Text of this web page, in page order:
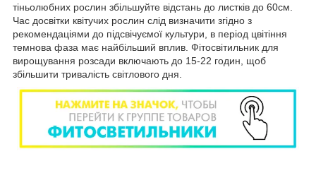
тіньолюбних рослин збільшуйте відстань до листків до 60см.
Час досвітки квітучих рослин слід визначити згідно з
рекомендаціями до підсвічуємої культури, в період цвітіння
темнова фаза має найбільший вплив. Фітосвітильник для
вирощування розсади включають до 15-22 годин, щоб
збільшити тривалість світлового дня.